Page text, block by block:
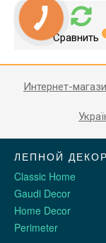
Сравнить
Интернет-
ЛЕПНОЙ ДЕКОР
Classic Home
Gaudi Decor
Home Decor
Perimeter